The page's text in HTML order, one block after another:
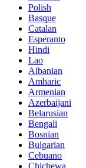
Polish
Basque
Catalan
Esperanto
Hindi
Lao
Albanian
Amharic
Armenian
Azerbaijani
Belarusian
Bengali
Bosnian
Bulgarian
Cebuano
Chichewa